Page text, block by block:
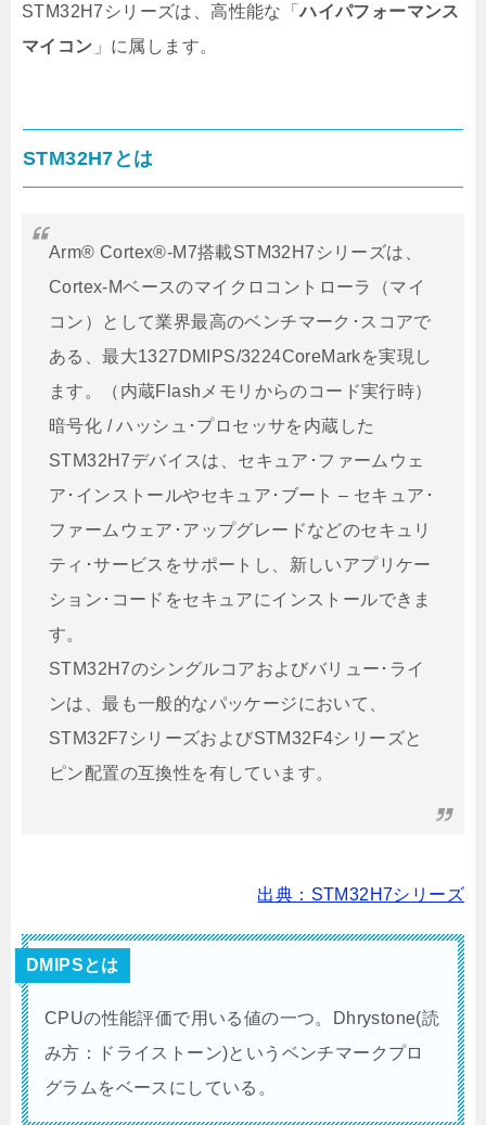
STM32H7シリーズは、高性能な「ハイパフォーマンス
マイコン 」に属します。
STM32H7とは
Arm® Cortex®-M7搭載STM32H7シリーズは、
Cortex-Mベースのマイクロコントローラ（マイ
コン）として業界最高のベンチマーク･スコアで
ある、最大1327DMIPS/3224CoreMarkを実現し
ます。（内蔵Flashメモリからのコード実行時）
暗号化 / ハッシュ･プロセッサを内蔵した
STM32H7デバイスは、セキュア･ファームウェ
ア･インストールやセキュア･ブート – セキュア･
ファームウェア･アップグレードなどのセキュリ
ティ･サービスをサポートし、新しいアプリケー
ション･コードをセキュアにインストールできま
す。
STM32H7のシングルコアおよびバリュー･ライ
ンは、最も一般的なパッケージにおいて、
STM32F7シリーズおよびSTM32F4シリーズと
ピン配置の互換性を有しています。
出典：STM32H7シリーズ
DMIPSとは
CPUの性能評価で用いる値の一つ。Dhrystone(読
み方：ドライストーン)というベンチマークプロ
グラムをベースにしている。